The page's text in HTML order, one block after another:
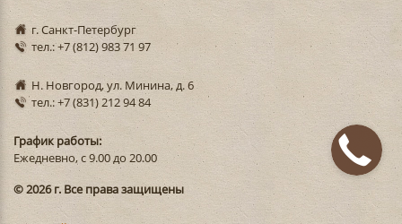
г. Санкт-Петербург
тел.: +7 (812) 983 71 97
Н. Новгород, ул. Минина, д. 6
тел.: +7 (831) 212 94 84
График работы:
Ежедневно, с 9.00 до 20.00
© 2026 г. Все права защищены